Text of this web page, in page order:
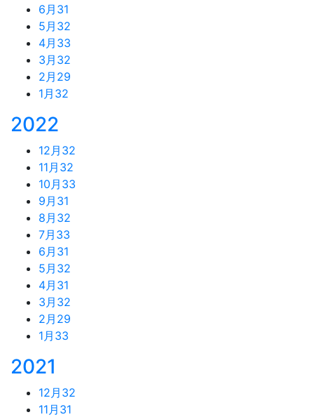
6月 31
5月 32
4月 33
3月 32
2月 29
1月 32
2022
12月 32
11月 32
10月 33
9月 31
8月 32
7月 33
6月 31
5月 32
4月 31
3月 32
2月 29
1月 33
2021
12月 32
11月 31